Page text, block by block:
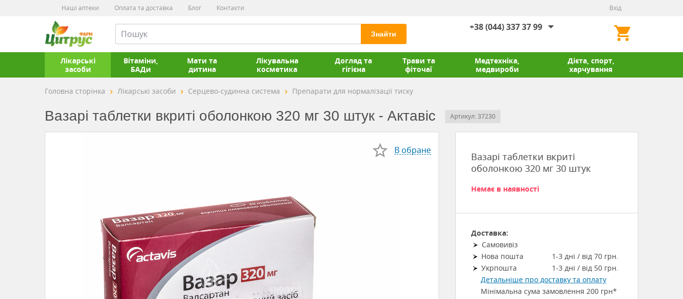
Вхід
Наші аптеки Оплата та доставка Блог Контакти
+38 (044) 337 37 99
Знайти
Лікарські
засоби
Вітаміни,
БАДи
Мати та
дитина
Лікувальна
косметика
Догляд та
гігієна
Трави та
фіточаї
Медтехніка,
медвироби
Дієта, спорт,
харчування
Головна сторінка Лікарські засоби Серцево-судинна система Препарати для нормалізації тиску
Вазарі таблетки вкриті оболонкою 320 мг 30 штук - Актавіс Артикул: 37230
В обране
Вазарі таблетки вкриті
оболонкою 320 мг 30 штук
Немає в наявності
Доставка:
Самовивіз
Нова пошта
1-3 дні / від 70 грн.
Укрпошта
1-3 дні / від 50 грн.
Детальніше про доставку та оплату
Мінімальна сума замовлення 200 грн*